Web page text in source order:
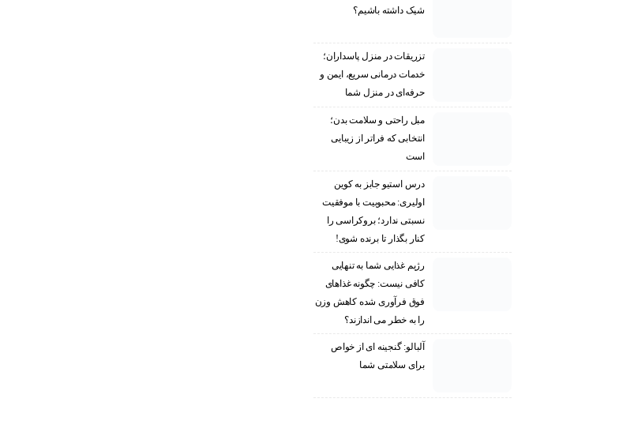
شیک داشته باشیم؟
تزریقات در منزل پاسداران؛
خدمات درمانی سریع، ایمن و
حرفه‌ای در منزل شما
مبل راحتی و سلامت بدن؛
انتخابی که فراتر از زیبایی
است
درس استیو جابز به کوین
اولیری: محبوبیت با موفقیت
نسبتی ندارد؛ بروکراسی را
کنار بگذار تا برنده شوی!
رژیم غذایی شما به تنهایی
کافی نیست: چگونه غذاهای
فوق فرآوری شده کاهش وزن
را به خطر می اندازند؟
آلبالو: گنجینه ای از خواص
برای سلامتی شما